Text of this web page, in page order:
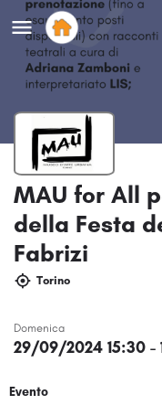
MAU for All
della Festa
Fabrizi
Torino
Domenica
29/09/2024 15:30 -
Evento